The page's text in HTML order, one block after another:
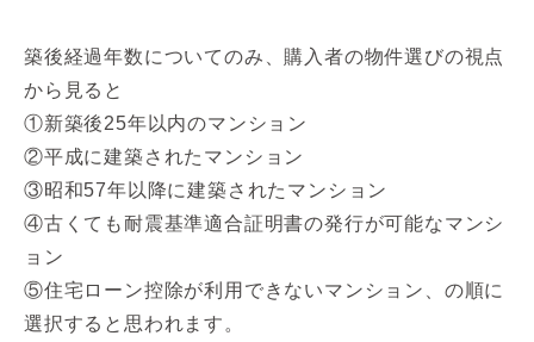
築後経過年数についてのみ、購入者の物件選びの視点
から見ると
①新築後25年以内のマンション
②平成に建築されたマンション
③昭和57年以降に建築されたマンション
④古くても耐震基準適合証明書の発行が可能なマンシ
ョン
⑤住宅ローン控除が利用できないマンション、の順に
選択すると思われます。